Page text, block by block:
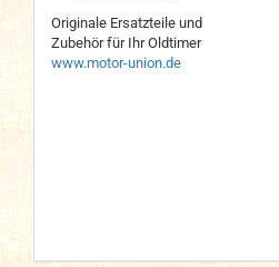
Originale Ersatzteile und
Zubehör für Ihr Oldtimer
www.motor-union.de